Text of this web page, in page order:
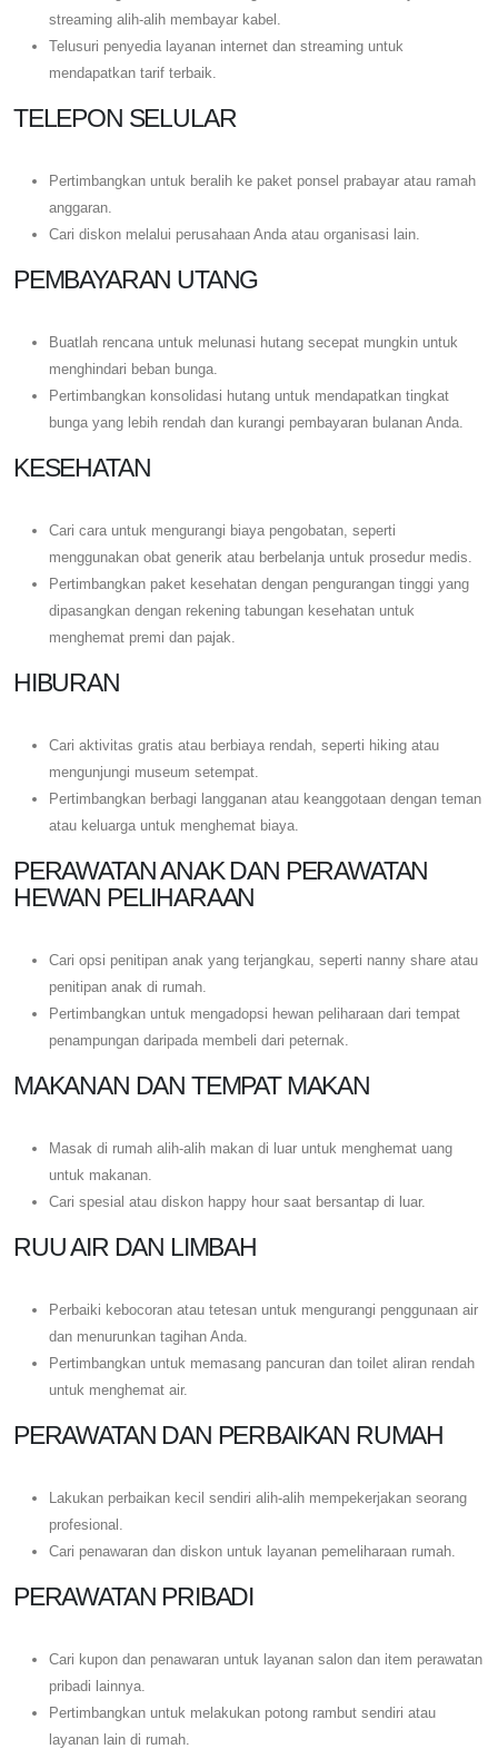
streaming alih-alih membayar kabel.
Telusuri penyedia layanan internet dan streaming untuk
mendapatkan tarif terbaik.
TELEPON SELULAR
Pertimbangkan untuk beralih ke paket ponsel prabayar atau ramah
anggaran.
Cari diskon melalui perusahaan Anda atau organisasi lain.
PEMBAYARAN UTANG
Buatlah rencana untuk melunasi hutang secepat mungkin untuk
menghindari beban bunga.
Pertimbangkan konsolidasi hutang untuk mendapatkan tingkat
bunga yang lebih rendah dan kurangi pembayaran bulanan Anda.
KESEHATAN
Cari cara untuk mengurangi biaya pengobatan, seperti
menggunakan obat generik atau berbelanja untuk prosedur medis.
Pertimbangkan paket kesehatan dengan pengurangan tinggi yang
dipasangkan dengan rekening tabungan kesehatan untuk
menghemat premi dan pajak.
HIBURAN
Cari aktivitas gratis atau berbiaya rendah, seperti hiking atau
mengunjungi museum setempat.
Pertimbangkan berbagi langganan atau keanggotaan dengan teman
atau keluarga untuk menghemat biaya.
PERAWATAN ANAK DAN PERAWATAN
HEWAN PELIHARAAN
Cari opsi penitipan anak yang terjangkau, seperti nanny share atau
penitipan anak di rumah.
Pertimbangkan untuk mengadopsi hewan peliharaan dari tempat
penampungan daripada membeli dari peternak.
MAKANAN DAN TEMPAT MAKAN
Masak di rumah alih-alih makan di luar untuk menghemat uang
untuk makanan.
Cari spesial atau diskon happy hour saat bersantap di luar.
RUU AIR DAN LIMBAH
Perbaiki kebocoran atau tetesan untuk mengurangi penggunaan air
dan menurunkan tagihan Anda.
Pertimbangkan untuk memasang pancuran dan toilet aliran rendah
untuk menghemat air.
PERAWATAN DAN PERBAIKAN RUMAH
Lakukan perbaikan kecil sendiri alih-alih mempekerjakan seorang
profesional.
Cari penawaran dan diskon untuk layanan pemeliharaan rumah.
PERAWATAN PRIBADI
Cari kupon dan penawaran untuk layanan salon dan item perawatan
pribadi lainnya.
Pertimbangkan untuk melakukan potong rambut sendiri atau
layanan lain di rumah.